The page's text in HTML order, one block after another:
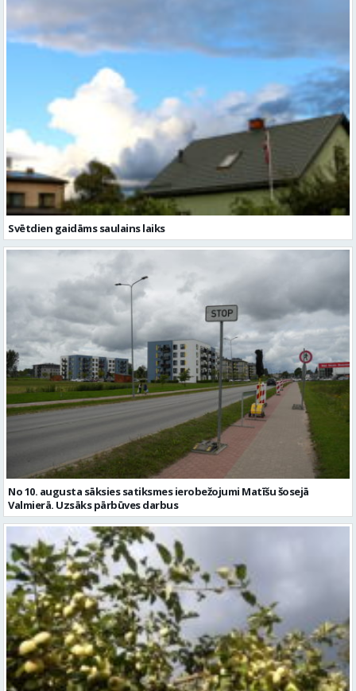
Svētdien gaidāms saulains laiks
No 10. augusta sāksies satiksmes ierobežojumi Matīšu šosejā
Valmierā. Uzsāks pārbūves darbus